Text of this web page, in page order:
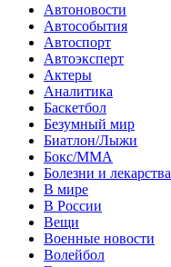
Автоновости
Автособытия
Автоспорт
Автоэксперт
Актеры
Аналитика
Баскетбол
Безумный мир
Биатлон/Лыжи
Бокс/MMA
Болезни и лекарства
В мире
В России
Вещи
Военные новости
Волейбол